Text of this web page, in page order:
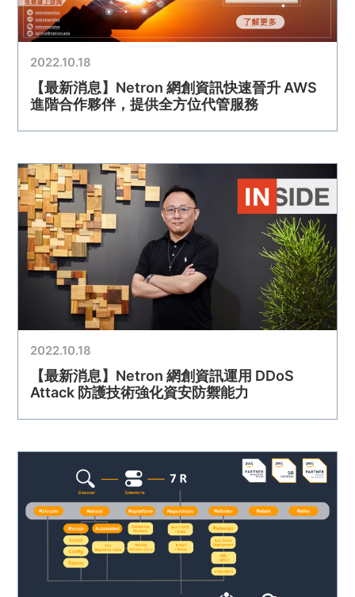
2022.10.18
【最新消息】Netron 網創資訊快速晉升 AWS
進階合作夥伴，提供全方位代管服務
2022.10.18
【最新消息】Netron 網創資訊運用 DDoS
Attack 防護技術強化資安防禦能力